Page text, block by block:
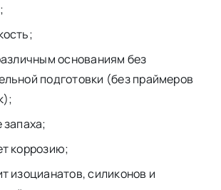
основаниям без
подготовки (без праймеров
запаха;
коррозию;
изоцианатов, силиконов и